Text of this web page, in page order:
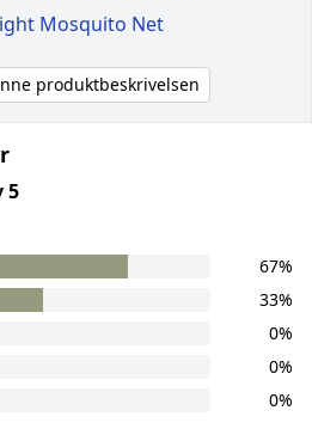
Mosquito Net
produktbeskrivelsen
5
67%
33%
0%
0%
0%